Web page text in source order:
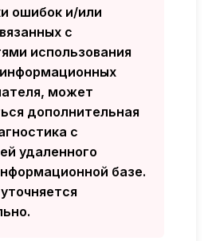
ошибок и/или
с
использования
может
дополнительная
с
удаленного
базе.